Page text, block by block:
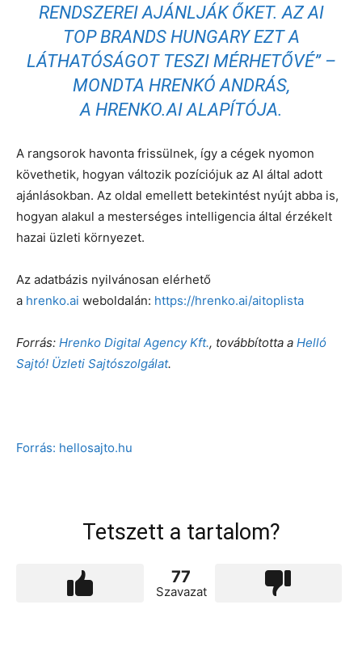
RENDSZEREI AJÁNLJÁK ŐKET. AZ AI
TOP BRANDS HUNGARY EZT A
LÁTHATÓSÁGOT TESZI MÉRHETŐVÉ” –
MONDTA HRENKÓ ANDRÁS,
A HRENKO.AIALAPÍTÓJA.
A rangsorok havonta frissülnek, így a cégek nyomon
követhetik, hogyan változik pozíciójuk az AI által adott
ajánlásokban. Az oldal emellett betekintést nyújt abba is,
hogyan alakul a mesterséges intelligencia által érzékelt
hazai üzleti környezet.
Az adatbázis nyilvánosan elérhető
a hrenko.ai weboldalán: https://hrenko.ai/aitoplista
Forrás: Hrenko Digital Agency Kft., továbbította a Helló
Sajtó! Üzleti Sajtószolgálat.
Forrás: hellosajto.hu
Tetszett a tartalom?
77
Szavazat